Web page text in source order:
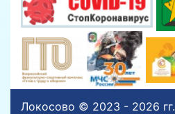
Локосово © 2023 - 2026 гг.